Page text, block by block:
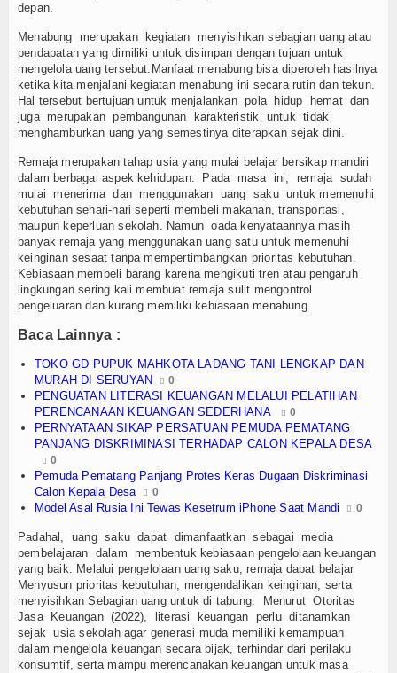
Login
depan.
Menabung merupakan kegiatan menyisihkan sebagian uang atau
pendapatan yang dimiliki untuk disimpan dengan tujuan untuk
mengelola uang tersebut.Manfaat menabung bisa diperoleh hasilnya
ketika kita menjalani kegiatan menabung ini secara rutin dan tekun.
Hal tersebut bertujuan untuk menjalankan pola hidup hemat dan
juga merupakan pembangunan karakteristik untuk tidak
menghamburkan uang yang semestinya diterapkan sejak dini.
Remaja merupakan tahap usia yang mulai belajar bersikap mandiri
dalam berbagai aspek kehidupan. Pada masa ini, remaja sudah
mulai menerima dan menggunakan uang saku untuk memenuhi
kebutuhan sehari-hari seperti membeli makanan, transportasi,
maupun keperluan sekolah. Namun oada kenyataannya masih
banyak remaja yang menggunakan uang satu untuk memenuhi
keinginan sesaat tanpa mempertimbangkan prioritas kebutuhan.
Kebiasaan membeli barang karena mengikuti tren atau pengaruh
lingkungan sering kali membuat remaja sulit mengontrol
pengeluaran dan kurang memiliki kebiasaan menabung.
Baca Lainnya :
TOKO GD PUPUK MAHKOTA LADANG TANI LENGKAP DAN
MURAH DI SERUYAN
0
PENGUATAN LITERASI KEUANGAN MELALUI PELATIHAN
PERENCANAAN KEUANGAN SEDERHANA
0
PERNYATAAN SIKAP PERSATUAN PEMUDA PEMATANG
PANJANG DISKRIMINASI TERHADAP CALON KEPALA DESA
0
Pemuda Pematang Panjang Protes Keras Dugaan Diskriminasi
Calon Kepala Desa
0
Model Asal Rusia Ini Tewas Kesetrum iPhone Saat Mandi 0
Padahal, uang saku dapat dimanfaatkan sebagai media
pembelajaran dalam membentuk kebiasaan pengelolaan keuangan
yang baik. Melalui pengelolaan uang saku, remaja dapat belajar
Menyusun prioritas kebutuhan, mengendalikan keinginan, serta
menyisihkan Sebagian uang untuk di tabung. Menurut Otoritas
Jasa Keuangan (2022), literasi keuangan perlu ditanamkan
sejak usia sekolah agar generasi muda memiliki kemampuan
dalam mengelola keuangan secara bijak, terhindar dari perilaku
konsumtif, serta mampu merencanakan keuangan untuk masa